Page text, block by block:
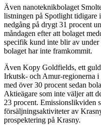
Även nanoteknikbolaget
listningen på Spotlight tidigare
nedgång på drygt 31 procent
måndagen efter att bolaget
specifik kund inte blir av
bolaget har inte framkommit.
Även Kopy Goldfields, ett
Irkutsk- och Amur-regionerna i
med över 30 procent sedan
Aktieägare som inte väljer att
23 procent. Emissionslikviden
försäljningsaktiviteter av
prospektering på Krasny.